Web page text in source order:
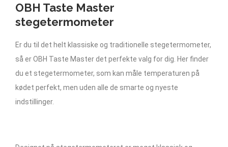
OBH Taste Master
stegetermometer
Er du til det helt klassiske og traditionelle stegetermometer,
så er OBH Taste Master det perfekte valg for dig. Her finder
du et stegetermometer, som kan måle temperaturen på
kødet perfekt, men uden alle de smarte og nyeste
indstillinger.